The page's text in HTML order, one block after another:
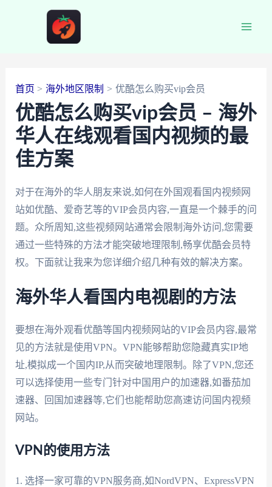
首页 海外地区限制 优酷怎么购买vip会员
优酷怎么购买vip会员 – 海外
华人在线观看国内视频的最
佳方案
对于在海外的华人朋友来说,如何在外国观看国内视频网
站如优酷、爱奇艺等的VIP会员内容,一直是一个棘手的问
题。众所周知,这些视频网站通常会限制海外访问,您需要
通过一些特殊的方法才能突破地理限制,畅享优酷会员特
权。下面就让我来为您详细介绍几种有效的解决方案。
海外华人看国内电视剧的方法
要想在海外观看优酷等国内视频网站的VIP会员内容,最常
见的方法就是使用VPN。VPN能够帮助您隐藏真实IP地
址,模拟成一个国内IP,从而突破地理限制。除了VPN,您还
可以选择使用一些专门针对中国用户的加速器,如番茄加
速器、回国加速器等,它们也能帮助您高速访问国内视频
网站。
VPN的使用方法
1. 选择一家可靠的VPN服务商,如NordVPN、ExpressVPN